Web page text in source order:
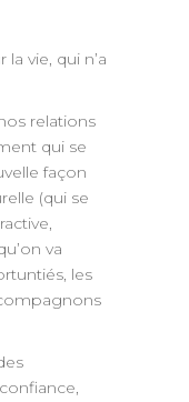
vie, qui n’a
relations
qui se
façon
(qui se
va
les